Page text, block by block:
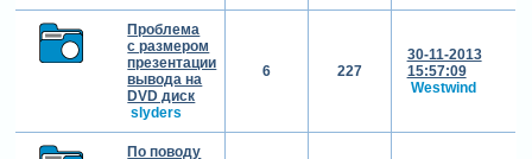
Проблема
с размером
презентации
вывода на
DVD диск
slyders
6 227
30-11-2013
15:57:09
Westwind
По поводу